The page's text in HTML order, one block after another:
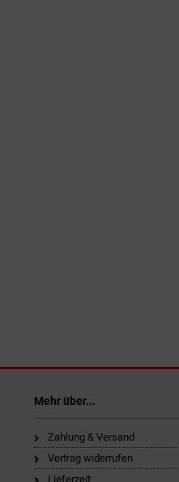
Mehr über...
Zahlung & Versand
Vertrag widerrufen
Lieferzeit